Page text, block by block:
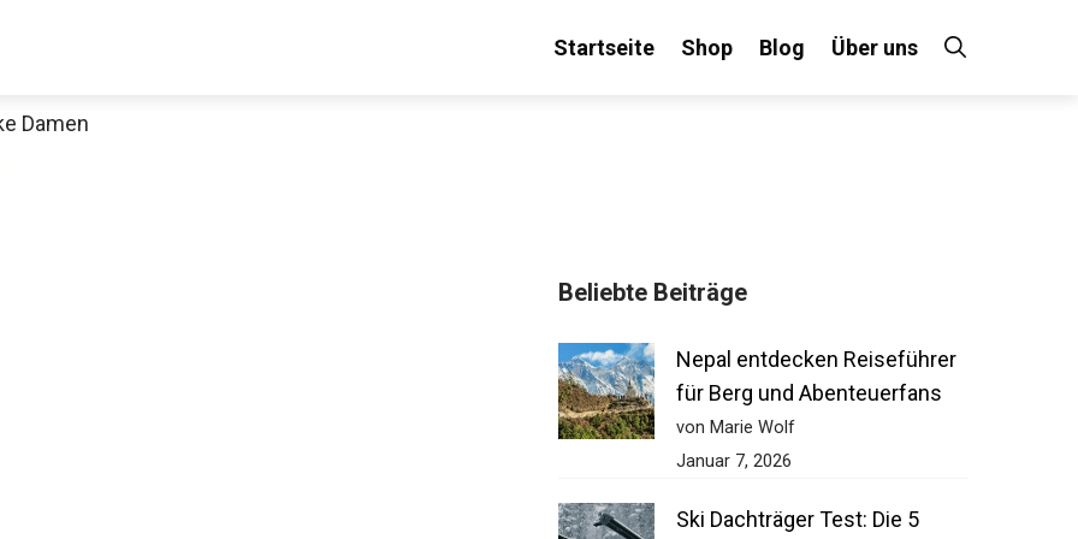
Startseite Shop Blog Über uns
Damen
Beliebte Beiträge
Nepal entdecken Reiseführer
für Berg und Abenteuerfans
von Marie Wolf
Januar 7, 2026
Ski Dachträger Test: Die 5